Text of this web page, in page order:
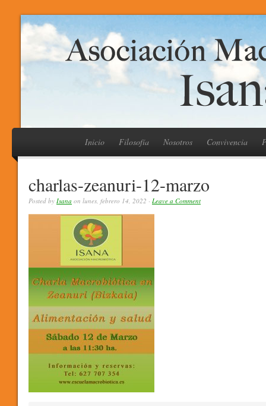
Inicio Filosofía Nosotros Convivencia
charlas-zeanuri-12-marzo
Posted by Isana on lunes, febrero 14, 2022 · Leave a Comment